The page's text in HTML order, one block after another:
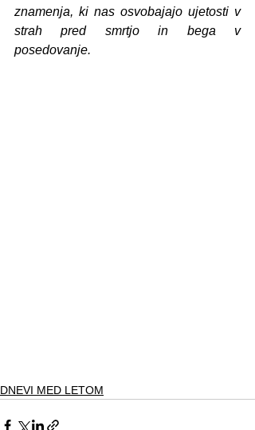
znamenja, ki nas osvobajajo ujetosti v
strah pred smrtjo in bega v
posedovanje.
DNEVI MED LETOM